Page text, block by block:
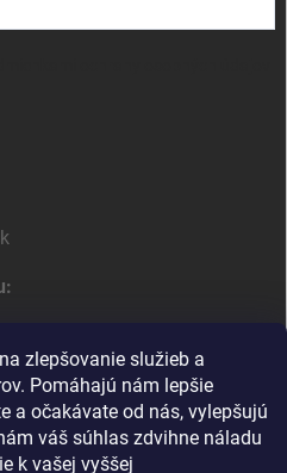
zlepšovanie služieb a
Pomáhajú nám lepšie
a očakávate od nás, vylepšujú
váš súhlas zdvihne náladu
k vašej vyššej